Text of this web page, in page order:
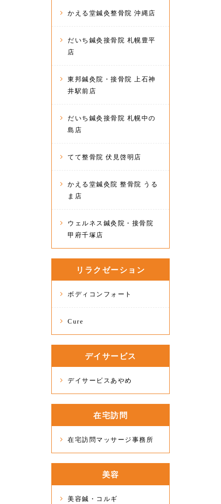
かえる堂鍼灸整骨院 沖縄店
だいち鍼灸接骨院 札幌豊平
店
東邦鍼灸院・接骨院 上石神
井駅前店
だいち鍼灸接骨院 札幌中の
島店
てて整骨院 伏見啓明店
かえる堂鍼灸院 整骨院 うる
ま店
ウェルネス鍼灸院・接骨院
甲府千塚店
リラクゼーション
ボディコンフォート
Cure
デイサービス
デイサービスあやめ
在宅訪問
在宅訪問マッサージ事務所
美容
美容鍼・コルギ